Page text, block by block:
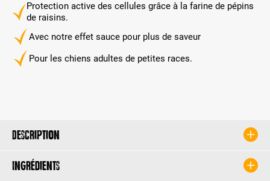
Protection active des cellules grâce à la farine de pépins
de raisins.
Avec notre effet sauce pour plus de saveur
Pour les chiens adultes de petites races.
Description
Ingrédients